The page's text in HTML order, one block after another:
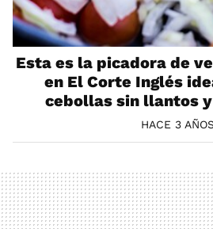
Esta es la picadora de
en El Corte Inglés
cebollas sin llantos
HACE 3